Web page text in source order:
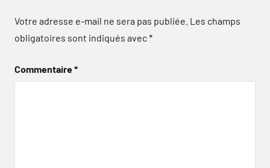
Votre adresse e-mail ne sera pas publiée. Les champs
obligatoires sont indiqués avec*
Commentaire*